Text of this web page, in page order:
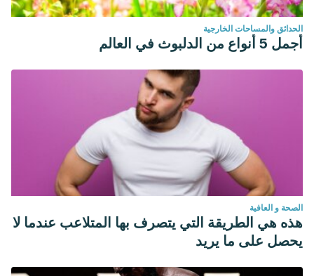
الحدائق والمساحات الخارجية
أجمل 5 أنواع من الدلبوث في العالم
الصحة و العافية
هذه هي الطريقة التي يتصرف بها المتلاعب عندما لا
يحصل على ما يريد